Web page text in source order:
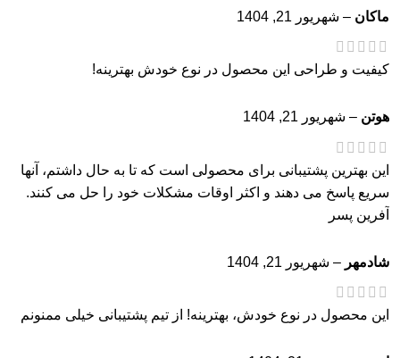
ماکان – شهریور 21, 1404
کیفیت و طراحی این محصول در نوع خودش بهترینه!
هوتن – شهریور 21, 1404
این بهترین پشتیبانی برای محصولی است که تا به حال داشتم، آنها
سریع پاسخ می دهند و اکثر اوقات مشکلات خود را حل می کنند.
آفرین پسر
شادمهر – شهریور 21, 1404
این محصول در نوع خودش، بهترینه! از تیم پشتیبانی خیلی ممنونم